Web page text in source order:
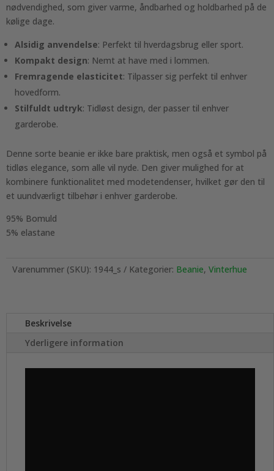
nødvendighed, som giver varme, åndbarhed og holdbarhed på de
kølige dage.
Alsidig anvendelse: Perfekt til hverdagsbrug eller sport.
Kompakt design: Nemt at have med i lommen.
Fremragende elasticitet: Tilpasser sig perfekt til enhver
hovedform.
Stilfuldt udtryk: Tidløst design, der passer til enhver
garderobe.
Denne sorte beanie er ikke bare praktisk, men også et symbol på
tidløs elegance, som alle vil nyde. Den giver mulighed for at
kombinere funktionalitet med modetendenser, hvilket gør den til
et uundværligt tilbehør i enhver garderobe.
95% Bomuld
5% elastane
Varenummer (SKU): 1944_s Kategorier: Beanie, Vinterhue
Beskrivelse
Yderligere information